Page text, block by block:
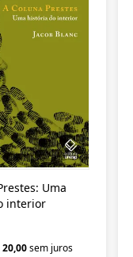
Uma
interior
20,00sem juros